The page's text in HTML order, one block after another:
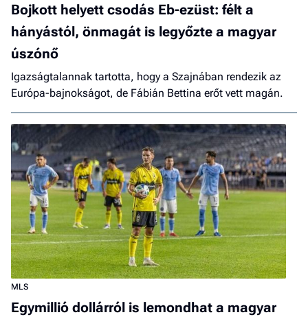
Bojkott helyett csodás Eb-ezüst: félt a
hányástól, önmagát is legyőzte a magyar
úszónő
Igazságtalannak tartotta, hogy a Szajnában rendezik az
Európa-bajnokságot, de Fábián Bettina erőt vett magán.
MLS
Egymillió dollárról is lemondhat a magyar